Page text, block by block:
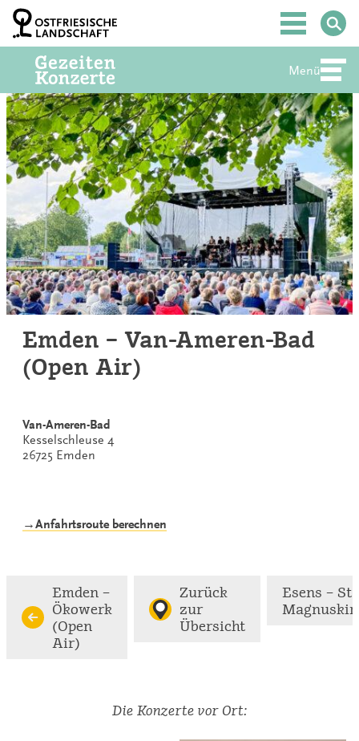
Zum
Inhalt
springen
Hauptmenü
Menü
Emden – Van-Ameren-Bad
(Open Air)
Van-Ameren-Bad
Kesselschleuse 4
26725 Emden
→Anfahrtsroute berechnen
Emden –
Ökowerk
(Open
Air)
Zurück
zur
Übersicht
Esens – St.
Die Konzerte vor Ort: